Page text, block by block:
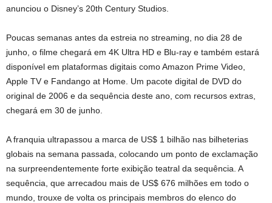
anunciou o Disney’s 20th Century Studios.
Poucas semanas antes da estreia no streaming, no dia 28 de
junho, o filme chegará em 4K Ultra HD e Blu-ray e também estará
disponível em plataformas digitais como Amazon Prime Video,
Apple TV e Fandango at Home. Um pacote digital de DVD do
original de 2006 e da sequência deste ano, com recursos extras,
chegará em 30 de junho.
A franquia ultrapassou a marca de US$ 1 bilhão nas bilheterias
globais na semana passada, colocando um ponto de exclamação
na surpreendentemente forte exibição teatral da sequência. A
sequência, que arrecadou mais de US$ 676 milhões em todo o
mundo, trouxe de volta os principais membros do elenco do